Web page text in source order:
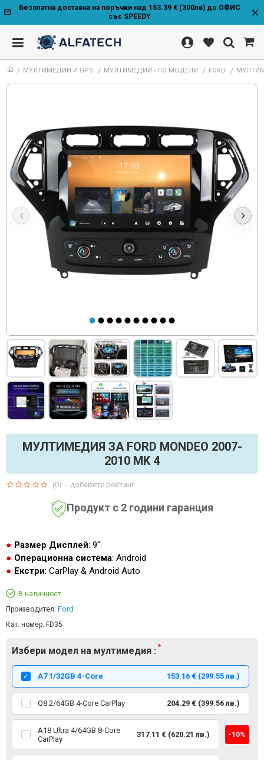
Безплатна доставка на поръчки над 153.39 € (300лв) до ОФИС
със SPEEDY
МУЛТИМЕДИИ И GPS МУЛТИМЕДИИ - ПО МОДЕЛИ FORD
МУЛТИМЕДИЯ ЗА FORD MONDEO 2007-
2010 MK 4
Продукт с 2 години гаранция
Размер Дисплей: 9"
Операционна система: Android
Екстри: CarPlay & Android Auto
В наличност
Производител: Ford
Кат. номер: FD35
(0) - добавете рейтинг
Избери модел на мултимедия :
А7 1/32GB 4-Core 153.16 € (299.55 лв.)
Q8 2/64GB 4-Core CarPlay 204.29 € (399.56 лв.)
A18 Ultra 4/64GB 8-Core
CarPlay
317.11 € (620.21 лв.) -10%